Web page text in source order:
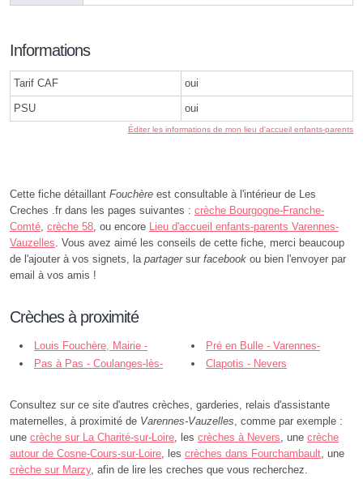
Informations
Tarif CAF oui
PSU oui
Éditer les informations de mon lieu d'accueil enfants-parents
Cette fiche détaillant Fouchère est consultable à l'intérieur de Les
Creches .fr dans les pages suivantes : crèche Bourgogne-Franche-
Comté, crèche 58, ou encore Lieu d'accueil enfants-parents Varennes-
Vauzelles. Vous avez aimé les conseils de cette fiche, merci beaucoup
de l'ajouter à vos signets, la partagersur facebook ou bien l'envoyer par
email à vos amis !
Crèches à proximité
Louis Fouchère, Mairie -
Varennes-Vauzelles
Pré en Bulle - Varennes-
Vauzelles
Pas à Pas - Coulanges-lès-
Clapotis - Nevers
Consultez sur ce site d'autres crèches, garderies, relais d'assistante
maternelles, à proximité de Varennes-Vauzelles, comme par exemple :
une crèche sur La Charité-sur-Loire, les crèches à Nevers, une crèche
autour de Cosne-Cours-sur-Loire, les crèches dans Fourchambault, une
crèche sur Marzy, afin de lire les creches que vous recherchez.